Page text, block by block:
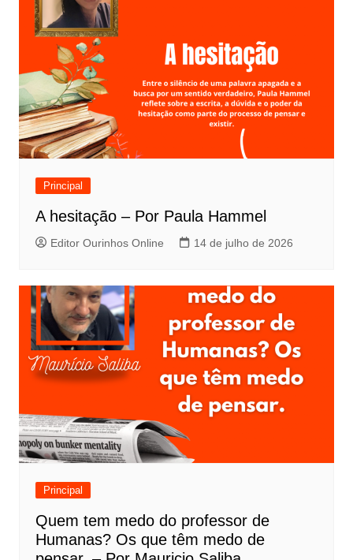
Principal
A hesitação – Por Paula Hammel
Editor Ourinhos Online 14 de julho de 2026
Principal
Quem tem medo do professor de
Humanas? Os que têm medo de